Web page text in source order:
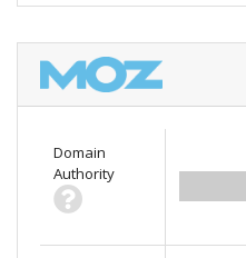
Domain
Authority